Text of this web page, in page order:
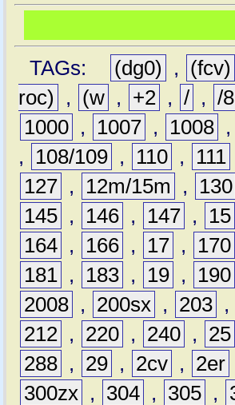
TAGs:
(dg0) , (fcv)
roc)
, (w , +2 , / , /8
1000 , 1007 , 1008 ,
,
108/109 , 110 , 111
127 , 12m/15m , 130
145 , 146 , 147 , 15
164 , 166 , 17 , 170
181 , 183 , 19 , 190
2008 , 200sx , 203 ,
212 , 220 , 240 , 25
288 , 29 , 2cv , 2er
300zx , 304 , 305 ,